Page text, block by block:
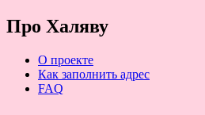
Про Халяву
О проекте
Как заполнить адрес
FAQ